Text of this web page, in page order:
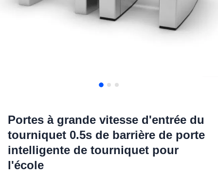
Portes à grande vitesse d'entrée du
tourniquet 0.5s de barrière de porte
intelligente de tourniquet pour
l'école